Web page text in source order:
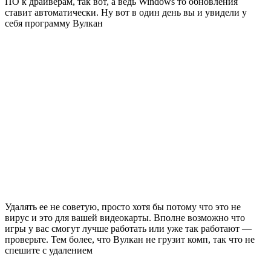
ставит автоматически. Ну вот в один день вы и увидели у
себя программу Вулкан
Удалять ее не советую, просто хотя бы потому что это не
вирус и это для вашей видеокарты. Вполне возможно что
игры у вас смогут лучше работать или уже так работают —
проверьте. Тем более, что Вулкан не грузит комп, так что не
спешите с удалением